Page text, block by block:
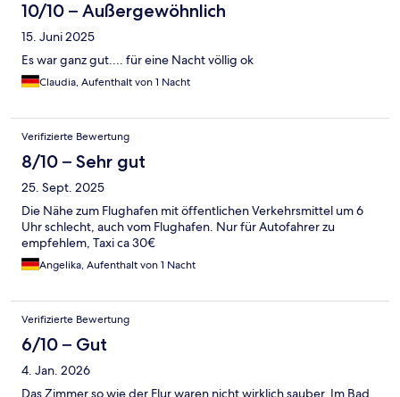
10/10 – Außergewöhnlich
15. Juni 2025
Es war ganz gut.... für eine Nacht völlig ok
Claudia, Aufenthalt von 1 Nacht
Verifizierte Bewertung
8/10 – Sehr gut
25. Sept. 2025
Die Nähe zum Flughafen mit öffentlichen Verkehrsmittel um 6
Uhr schlecht, auch vom Flughafen. Nur für Autofahrer zu
empfehlem, Taxi ca 30€
Angelika, Aufenthalt von 1 Nacht
Verifizierte Bewertung
6/10 – Gut
4. Jan. 2026
Das Zimmer so wie der Flur waren nicht wirklich sauber. Im Bad